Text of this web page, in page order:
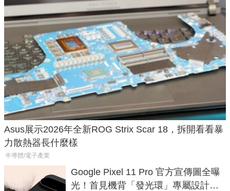
Asus展示2026年全新ROG Strix Scar 18，拆開看看暴
力散熱器長什麼樣
半導體/電子產業
Google Pixel 11 Pro 官方宣傳圖全曝
光！首見機背「發光環」專屬設計、